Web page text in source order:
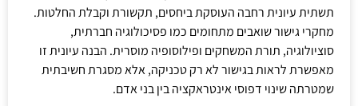
תשתית עיונית רחבה העוסקת ביחסים, תקשורת וקבלת החלטות.
מחקרי גישור שואבים מתחומים כמו פסיכולוגיה חברתית,
סוציולוגיה, תורת המשחקים ופילוסופיה מוסרית. הבנה עיונית זו
מאפשרת לראות בגישור לא רק טכניקה, אלא מסגרת חשיבתית
שמטרתה שינוי דפוסי אינטראקציה בין בני אדם.